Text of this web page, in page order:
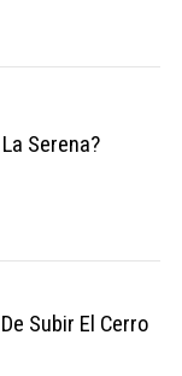
Serena?
Subir El Cerro